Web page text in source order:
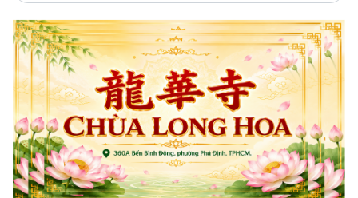
西贡解放报网版权所有
由越南新闻与传播部所属报刊局于2023年09月06日 签发第26/GP-CBC号许可
证